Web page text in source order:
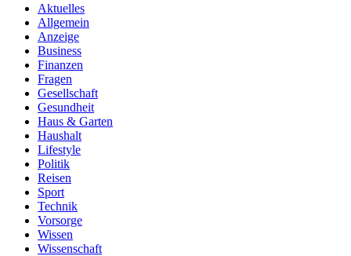
Aktuelles
Allgemein
Anzeige
Business
Finanzen
Fragen
Gesellschaft
Gesundheit
Haus & Garten
Haushalt
Lifestyle
Politik
Reisen
Sport
Technik
Vorsorge
Wissen
Wissenschaft